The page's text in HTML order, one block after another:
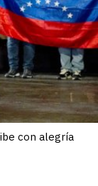
con alegría